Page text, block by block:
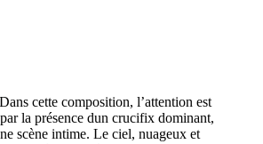
cette composition, l’attention est
la présence dun crucifix dominant,
scène intime. Le ciel, nuageux et